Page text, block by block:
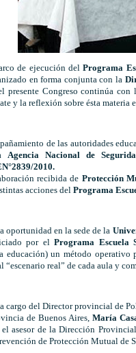
de ejecución delPrograma
en forma conjunta con la
presente Congreso continúa
y la reflexión sobre ésta materia
de las autoridades
Agencia Nacional de
2010.
recibida de Protección
acciones delPrograma
oportunidad en la sede de la
por elPrograma Escuela
educación) un método
“escenario real” de cada aula y
cargo del Director provincial de
de Buenos Aires, María
asesor de la Dirección
de Protección Mutual de